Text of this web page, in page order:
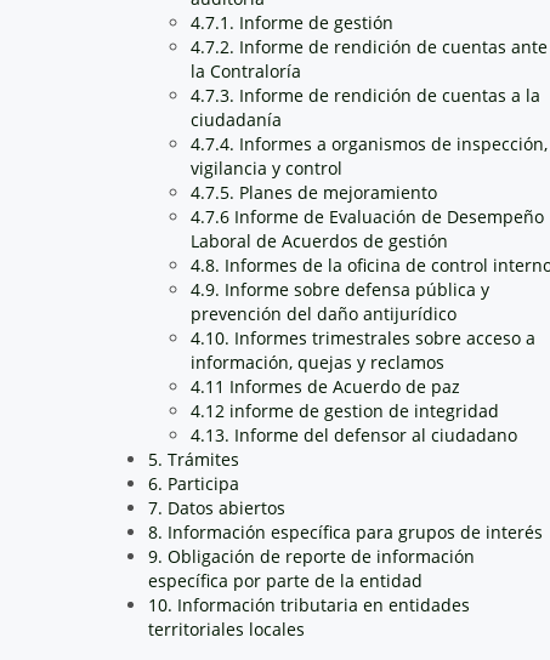
4.7.1. Informe de gestión
4.7.2. Informe de rendición de cuentas ante
la Contraloría
4.7.3. Informe de rendición de cuentas a la
ciudadanía
4.7.4. Informes a organismos de inspección,
vigilancia y control
4.7.5. Planes de mejoramiento
4.7.6 Informe de Evaluación de Desempeño
Laboral de Acuerdos de gestión
4.8. Informes de la oficina de control
4.9. Informe sobre defensa pública y
prevención del daño antijurídico
4.10. Informes trimestrales sobre acceso a
información, quejas y reclamos
4.11 Informes de Acuerdo de paz
4.12 informe de gestion de integridad
4.13. Informe del defensor al ciudadano
5. Trámites
6. Participa
7. Datos abiertos
8. Información específica para grupos de interés
9. Obligación de reporte de información
específica por parte de la entidad
10. Información tributaria en entidades
territoriales locales